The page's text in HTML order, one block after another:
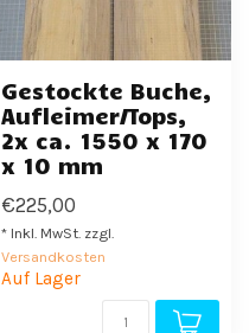
Gestockte Buche,
Aufleimer/Tops,
2x ca. 1550 x 170
x 10 mm
€225,00
* Inkl. MwSt. zzgl.
Versandkosten
Auf Lager